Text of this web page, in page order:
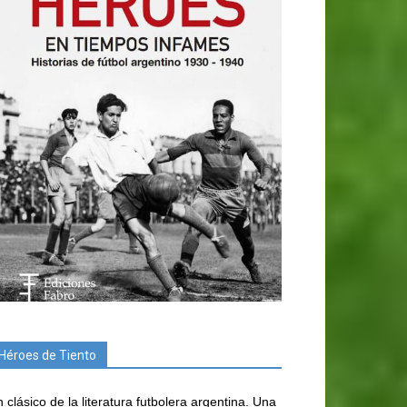
de Tiento
clásico de la literatura futbolera argentina. Una